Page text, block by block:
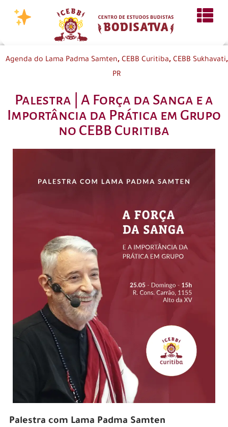
Agenda do Lama Padma Samten, CEBB Curitiba, CEBB Sukhavati,
PR
Palestra | A Força da Sanga e a
Importância da Prática em Grupo
no CEBB Curitiba
Palestra com Lama Padma Samten